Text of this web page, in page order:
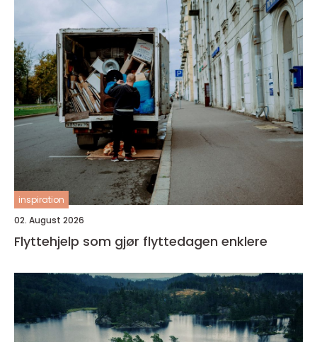
inspiration
02. August 2026
Flyttehjelp som gjør flyttedagen enklere